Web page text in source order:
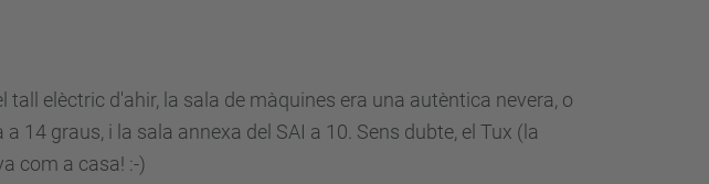
elèctric d'ahir, la sala de màquines era una autèntica nevera, o
14 graus, i la sala annexa del SAI a 10. Sens dubte, el Tux (la
com a casa! :-)